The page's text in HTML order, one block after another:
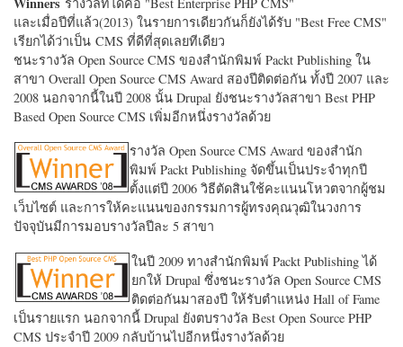
และเมื่อปีที่แล้ว(2013) ในรายการเดียวกันก็ยังได้รับ "Best Free CMS"
เรียกได้ว่าเป็น CMS ที่ดีที่สุดเลยทีเดียว
ชนะรางวัล Open Source CMS ของสำนักพิมพ์ Packt Publishing ใน
สาขา Overall Open Source CMS Award สองปีติดต่อกัน ทั้งปี 2007 และ
2008 นอกจากนี้ในปี 2008 นั้น Drupal ยังชนะรางวัลสาขา Best PHP
Based Open Source CMS เพิ่มอีกหนึ่งรางวัลด้วย
รางวัล Open Source CMS Award ของสำนัก
พิมพ์ Packt Publishing จัดขึ้นเป็นประจำทุกปี
ตั้งแต่ปี 2006 วิธีตัดสินใช้คะแนนโหวตจากผู้ชม
เว็บไซต์ และการให้คะแนนของกรรมการผู้ทรงคุณวุฒิในวงการ
ปัจจุบันมีการมอบรางวัลปีละ 5 สาขา
ในปี 2009 ทางสำนักพิมพ์ Packt Publishing ได้
ยกให้ Drupal ซึ่งชนะรางวัล Open Source CMS
ติดต่อกันมาสองปี ให้รับตำแหน่ง Hall of Fame
เป็นรายแรก นอกจากนี้ Drupal ยังตบรางวัล Best Open Source PHP
CMS ประจำปี 2009 กลับบ้านไปอีกหนึ่งรางวัลด้วย